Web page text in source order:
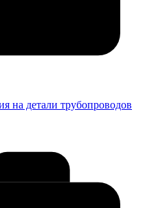
на детали трубопроводов